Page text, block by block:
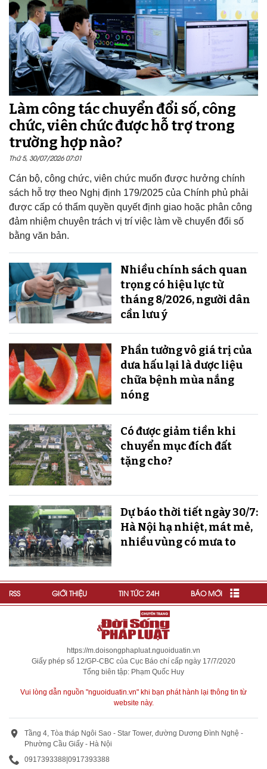
Làm công tác chuyển đổi số, công
chức, viên chức được hỗ trợ trong
trường hợp nào?
Thứ 5, 30/07/2026 07:01
Cán bộ, công chức, viên chức muốn được hưởng chính
sách hỗ trợ theo Nghị định 179/2025 của Chính phủ phải
được cấp có thẩm quyền quyết định giao hoặc phân công
đảm nhiệm chuyên trách vị trí việc làm về chuyển đổi số
bằng văn bản.
Nhiều chính sách quan
trọng có hiệu lực từ
tháng 8/2026, người dân
cần lưu ý
Phần tưởng vô giá trị của
dưa hấu lại là dược liệu
chữa bệnh mùa nắng
nóng
Có được giảm tiền khi
chuyển mục đích đất
tặng cho?
Dự báo thời tiết ngày 30/7:
Hà Nội hạ nhiệt, mát mẻ,
nhiều vùng có mưa to
RSS GIỚI THIỆU TIN TỨC 24H BÁO MỚI
https://m.doisongphapluat.nguoiduatin.vn
Giấy phép số 12/GP-CBC của Cục Báo chí cấp ngày 17/7/2020
Tổng biên tập: Phạm Quốc Huy
Vui lòng dẫn nguồn "nguoiduatin.vn" khi bạn phát hành lại thông tin từ
website này.
Tầng 4, Tòa tháp Ngôi Sao - Star Tower, đường Dương Đình Nghệ -
Phường Cầu Giấy - Hà Nội
0917393388 0917393388